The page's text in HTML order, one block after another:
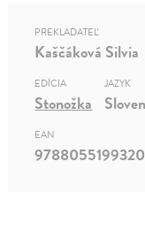
PREKLADATEĽ
Kaščáková Silvia
EDÍCIA
Stonožka
JAZYK
EAN
9788055199320